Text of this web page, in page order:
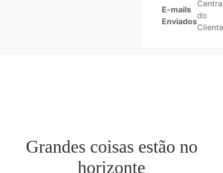
E-mails
Enviados
do
Cliente
Grandes coisas estão no
horizonte